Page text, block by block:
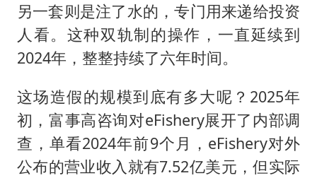
另一套则是注了水的，专门用来递给投资
人看。这种双轨制的操作，一直延续到
2024年，整整持续了六年时间。
这场造假的规模到底有多大呢？2025年
初，富事高咨询对eFishery展开了内部调
查，单看2024年前9个月，eFishery对外
公布的营业收入就有7.52亿美元，但实际